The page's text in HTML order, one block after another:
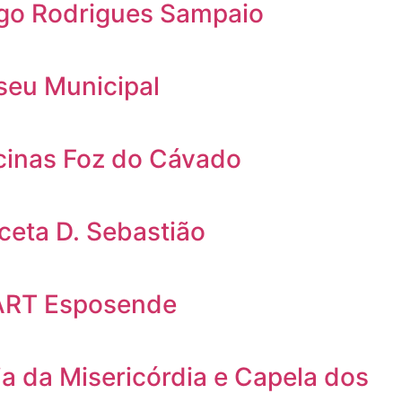
Rodrigues Sampaio
Municipal
Foz do Cávado
D. Sebastião
Esposende
da Misericórdia e Capela dos